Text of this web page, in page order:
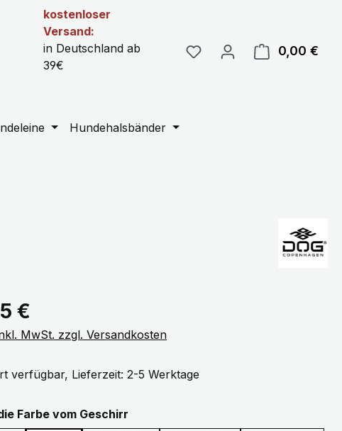
kostenloser
Versand:
in Deutschland ab
39€
0,00 €
Hundehalsbänder
Preis:
€
MwSt. zzgl. Versandkosten
verfügbar, Lieferzeit: 2-5 Werktage
Farbe vom Geschirr